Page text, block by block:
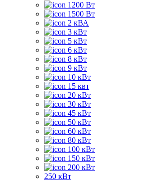
1200 Вт
1500 Вт
2 кВА
3 кВт
5 кВт
6 кВт
8 кВт
9 кВт
10 кВт
15 квт
20 кВт
30 кВт
45 кВт
50 кВт
60 кВт
80 кВт
100 кВт
150 кВт
200 кВт
250 кВт